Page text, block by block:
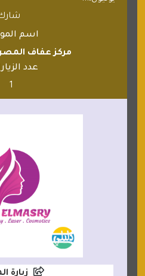
اسم
مركز عفاف
عدد
1
زيارة